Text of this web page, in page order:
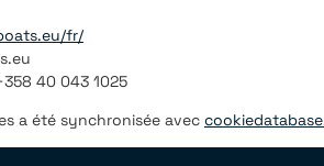
fr/
40 043 1025
a été synchronisée avec